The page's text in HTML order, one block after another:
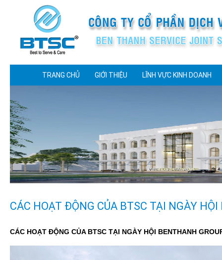
TRANG CHỦ GIỚI THIỆU LĨNH VỰC KINH DOANH
CÁC HOẠT ĐỘNG CỦA BTSC TẠI NGÀY
CÁC HOẠT ĐỘNG CỦA BTSC TẠI NGÀY HỘI BENTHANH